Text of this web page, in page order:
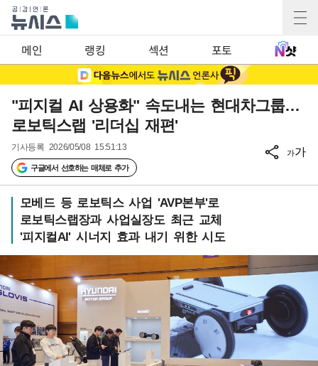
메인 랭킹 섹션 포토
"피지컬 AI 상용화" 속도내는 현대차그룹…
로보틱스랩 '리더십 재편'
기사등록 2026/05/08 15:51:13
구글에서 선호하는 매체로 추가
가가
모베드 등 로보틱스 사업 'AVP본부'로
로보틱스랩장과 사업실장도 최근 교체
'피지컬AI' 시너지 효과 내기 위한 시도